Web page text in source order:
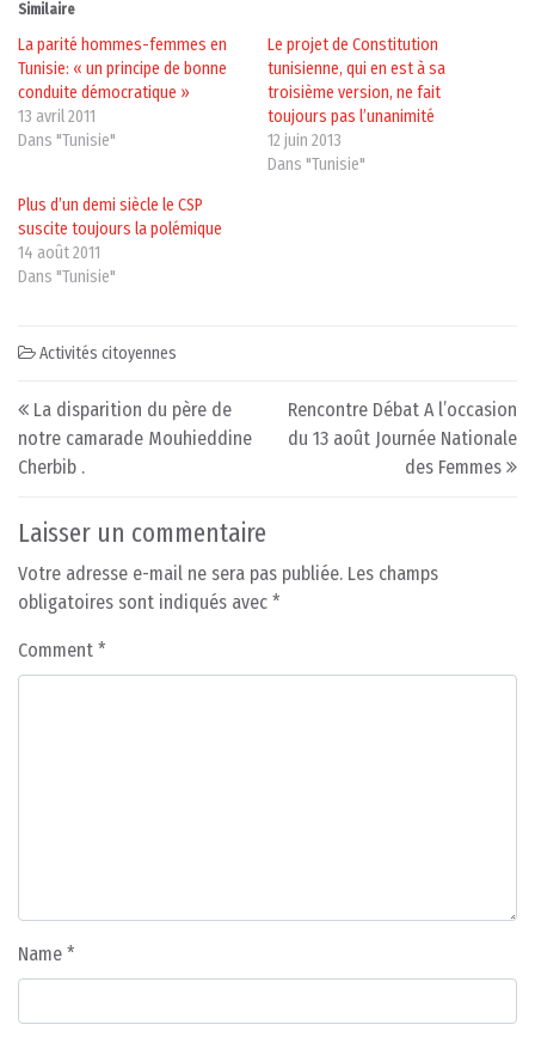
Similaire
La parité hommes-femmes en
Tunisie: « un principe de bonne
conduite démocratique »
13 avril 2011
Dans "Tunisie"
Le projet de Constitution
tunisienne, qui en est à sa
troisième version, ne fait
toujours pas l’unanimité
12 juin 2013
Dans "Tunisie"
Plus d’un demi siècle le CSP
suscite toujours la polémique
14 août 2011
Dans "Tunisie"
Activités citoyennes
Post navigation
La disparition du père de
notre camarade Mouhieddine
Cherbib .
Rencontre Débat A l’occasion
du 13 août Journée Nationale
des Femmes
Laisser un commentaire
Votre adresse e-mail ne sera pas publiée. Les champs
obligatoires sont indiqués avec *
Comment *
Name *